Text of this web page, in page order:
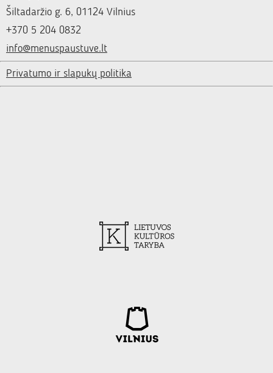
Šiltadaržio g. 6, 01124 Vilnius
+370 5 204 0832
info@menuspaustuve.lt
Privatumo ir slapukų politika